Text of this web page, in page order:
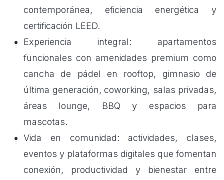
contemporánea, eficiencia energética y
certificación LEED.
Experiencia integral: apartamentos
funcionales con amenidades premium como
cancha de pádel en rooftop, gimnasio de
última generación, coworking, salas privadas,
áreas lounge, BBQ y espacios para
mascotas.
Vida en comunidad: actividades, clases,
eventos y plataformas digitales que fomentan
conexión, productividad y bienestar entre